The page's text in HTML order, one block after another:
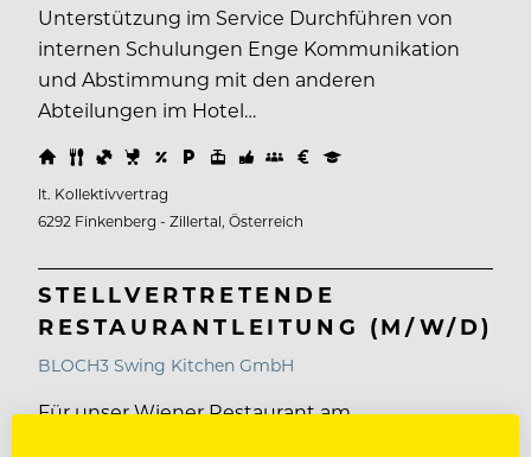
Unterstützung im Service Durchführen von
internen Schulungen Enge Kommunikation
und Abstimmung mit den anderen
Abteilungen im Hotel…
lt. Kollektivvertrag
6292 Finkenberg - Zillertal, Österreich
STELLVERTRETENDE
RESTAURANTLEITUNG (M/W/D)
BLOCH3 Swing Kitchen GmbH
Für unser Wiener Restaurant am